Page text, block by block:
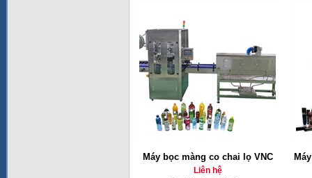
Máy bọc màng co chai lọ VNC
Liên hệ